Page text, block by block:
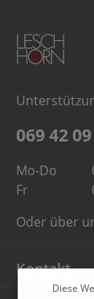
069 42
Mo-Do
Fr
Oder über
Kontakt
Diese